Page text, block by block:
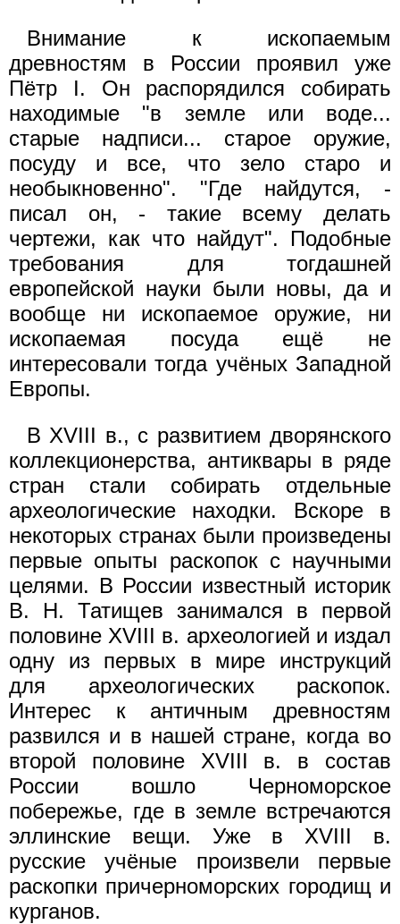
Внимание к ископаемым
древностям в России проявил уже
Пётр I. Он распорядился собирать
находимые "в земле или воде...
старые надписи... старое оружие,
посуду и все, что зело старо и
необыкновенно". "Где найдутся, -
писал он, - такие всему делать
чертежи, как что найдут". Подобные
требования для тогдашней
европейской науки были новы, да и
вообще ни ископаемое оружие, ни
ископаемая посуда ещё не
интересовали тогда учёных Западной
Европы.
В XVIII в., с развитием дворянского
коллекционерства, антиквары в ряде
стран стали собирать отдельные
археологические находки. Вскоре в
некоторых странах были произведены
первые опыты раскопок с научными
целями. В России известный историк
В. Н. Татищев занимался в первой
половине XVIII в. археологией и издал
одну из первых в мире инструкций
для археологических раскопок.
Интерес к античным древностям
развился и в нашей стране, когда во
второй половине XVIII в. в состав
России вошло Черноморское
побережье, где в земле встречаются
эллинские вещи. Уже в XVIII в.
русские учёные произвели первые
раскопки причерноморских городищ и
курганов.